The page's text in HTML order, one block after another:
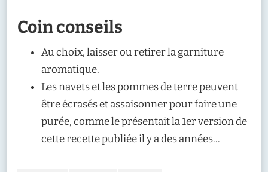
Coin conseils
Au choix, laisser ou retirer la garniture
aromatique.
Les navets et les pommes de terre peuvent
être écrasés et assaisonner pour faire une
purée, comme le présentait la 1er version de
cette recette publiée il y a des années…